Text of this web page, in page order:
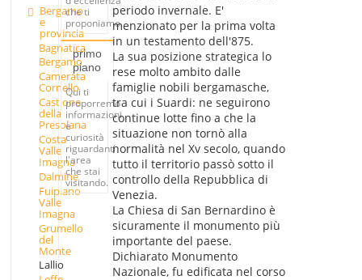
Bergamo
e
provincia
Bagnatica
Bergamo
Camerata
Cornello
Castione
della
Presolana
Costa
Valle
Imagna
Dalmine
Fuipiano
Valle
Imagna
Grumello
del
Monte
Lallio
che ti
proponiamo.
primo
piano
Qui ti
proporremo
informazioni
e
curiosità
riguardanti
l'area
che stai
visitando.
periodo invernale. E'
menzionato per la prima volta
in un testamento dell'875.
La sua posizione strategica lo
rese molto ambito dalle
famiglie nobili bergamasche,
tra cui i Suardi: ne seguirono
continue lotte fino a che la
situazione non tornò alla
normalità nel Xv secolo, quando
tutto il territorio passò sotto il
controllo della Repubblica di
Venezia.
La Chiesa di San Bernardino è
sicuramente il monumento più
importante del paese.
Dichiarato Monumento
Nazionale, fu edificata nel corso